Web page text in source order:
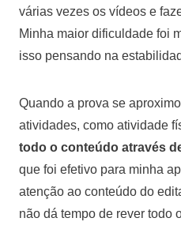
várias vezes os vídeos e
Minha maior dificuldade foi
isso pensando na
Quando a prova se
atividades, como atividade
todo o conteúdo através
que foi efetivo para minha
atenção ao conteúdo do
não dá tempo de rever todo